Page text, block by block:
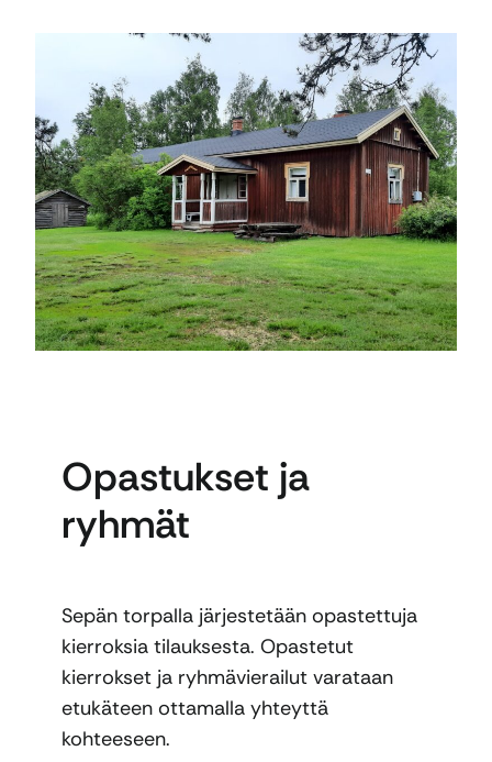
Opastukset ja
ryhmät
Sepän torpalla järjestetään opastettuja
kierroksia tilauksesta. Opastetut
kierrokset ja ryhmävierailut varataan
etukäteen ottamalla yhteyttä
kohteeseen.